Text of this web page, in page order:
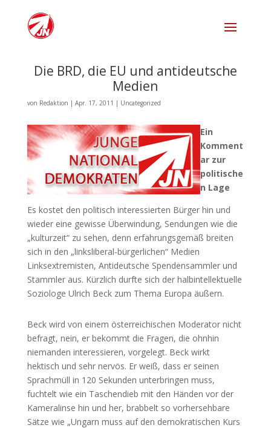
Die BRD, die EU und antideutsche
Medien
von Redaktion | Apr. 17, 2011 | Uncategorized
Ein
Komment
ar zur
politische
n Lage
Es kostet den politisch interessierten Bürger hin und
wieder eine gewisse Überwindung, Sendungen wie die
„kulturzeit“ zu sehen, denn erfahrungsgemäß breiten
sich in den „linksliberal-bürgerlichen“ Medien
Linksextremisten, Antideutsche Spendensammler und
Stammler aus. Kürzlich durfte sich der halbintellektuelle
Soziologe Ulrich Beck zum Thema Europa äußern.
Beck wird von einem österreichischen Moderator nicht
befragt, nein, er bekommt die Fragen, die ohnhin
niemanden interessieren, vorgelegt. Beck wirkt
hektisch und sehr nervös. Er weiß, dass er seinen
Sprachmüll in 120 Sekunden unterbringen muss,
fuchtelt wie ein Taschendieb mit den Händen vor der
Kameralinse hin und her, brabbelt so vorhersehbare
Sätze wie „Ungarn muss auf den demokratischen Kurs